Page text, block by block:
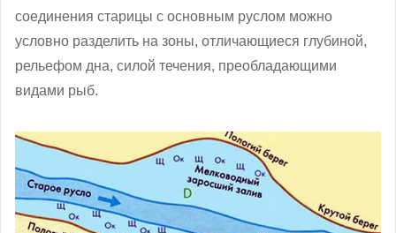
соединения старицы с основным руслом можно
условно разделить на зоны, отличающиеся глубиной,
рельефом дна, силой течения, преобладающими
видами рыб.